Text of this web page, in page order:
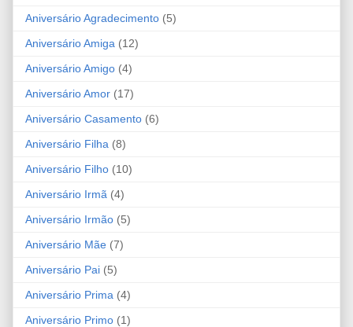
Aniversário Agradecimento (5)
Aniversário Amiga (12)
Aniversário Amigo (4)
Aniversário Amor (17)
Aniversário Casamento (6)
Aniversário Filha (8)
Aniversário Filho (10)
Aniversário Irmã (4)
Aniversário Irmão (5)
Aniversário Mãe (7)
Aniversário Pai (5)
Aniversário Prima (4)
Aniversário Primo (1)